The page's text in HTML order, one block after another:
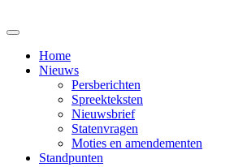
Home
Nieuws
Persberichten
Spreekteksten
Nieuwsbrief
Statenvragen
Moties en amendementen
Standpunten